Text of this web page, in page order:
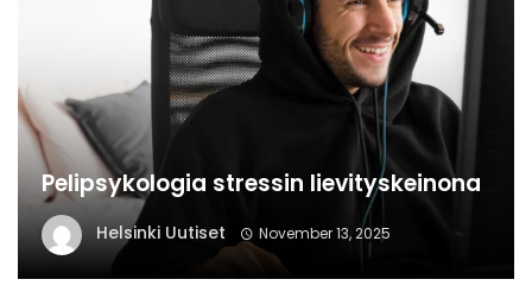
Pelipsykologia stressin lievityskeinona
Helsinki Uutiset November 13, 2025